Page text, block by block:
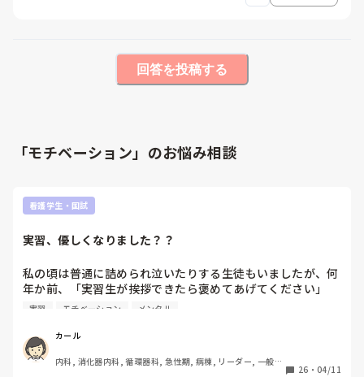
回答を投稿する
「モチベーション」のお悩み相談
看護学生・国試
実習、優しくなりました？？
私の頃は普通に詰められ泣いたりする生徒もいましたが、何
年か前、「実習生が挨拶できたら褒めてあげてください」
と、その学校の指導者から言われたとの話がありました。
の実習の具合が知りたく投稿させていただきました。
実習 モチベーション メンタル
カール
内科, 消化器内科, 循環器科, 急性期, 病棟, リーダー, 一般病
26 ・ 04/11